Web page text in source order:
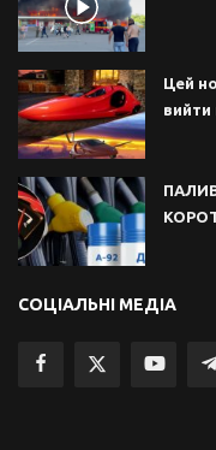
Цей
вийти
СОЦІАЛЬНІ МЕДІА